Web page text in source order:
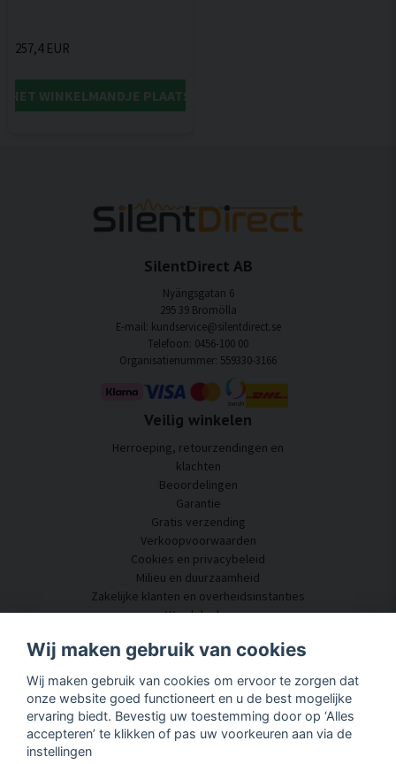
257,4 EUR
HET WINKELMANDJE PLAATSEN
SilentDirect AB
Nyängsgatan 6
295 39 Bromölla
E-mail: kundservice@silentdirect.se
Telefoon: 0456-100 00
Organisatienummer: 559330-3166
Veilig winkelen
Herroeping, retourzendingen en
klachten
Beoordelingen
Garantie
Gratis verzending
Verkoopvoorwaarden
Cookies en privacybeleid
Milieu en duurzaamheid
Zakelijke klanten en overheidsinstanties
Word dealer
Klantenservice
Neem contact met ons op
Akoestisch advies
Montage en installatie
Vragen en antwoorden
Wij maken gebruik van cookies
Wij maken gebruik van cookies om ervoor te zorgen dat
onze website goed functioneert en u de best mogelijke
ervaring biedt. Bevestig uw toestemming door op ‘Alles
accepteren’ te klikken of pas uw voorkeuren aan via de
instellingen